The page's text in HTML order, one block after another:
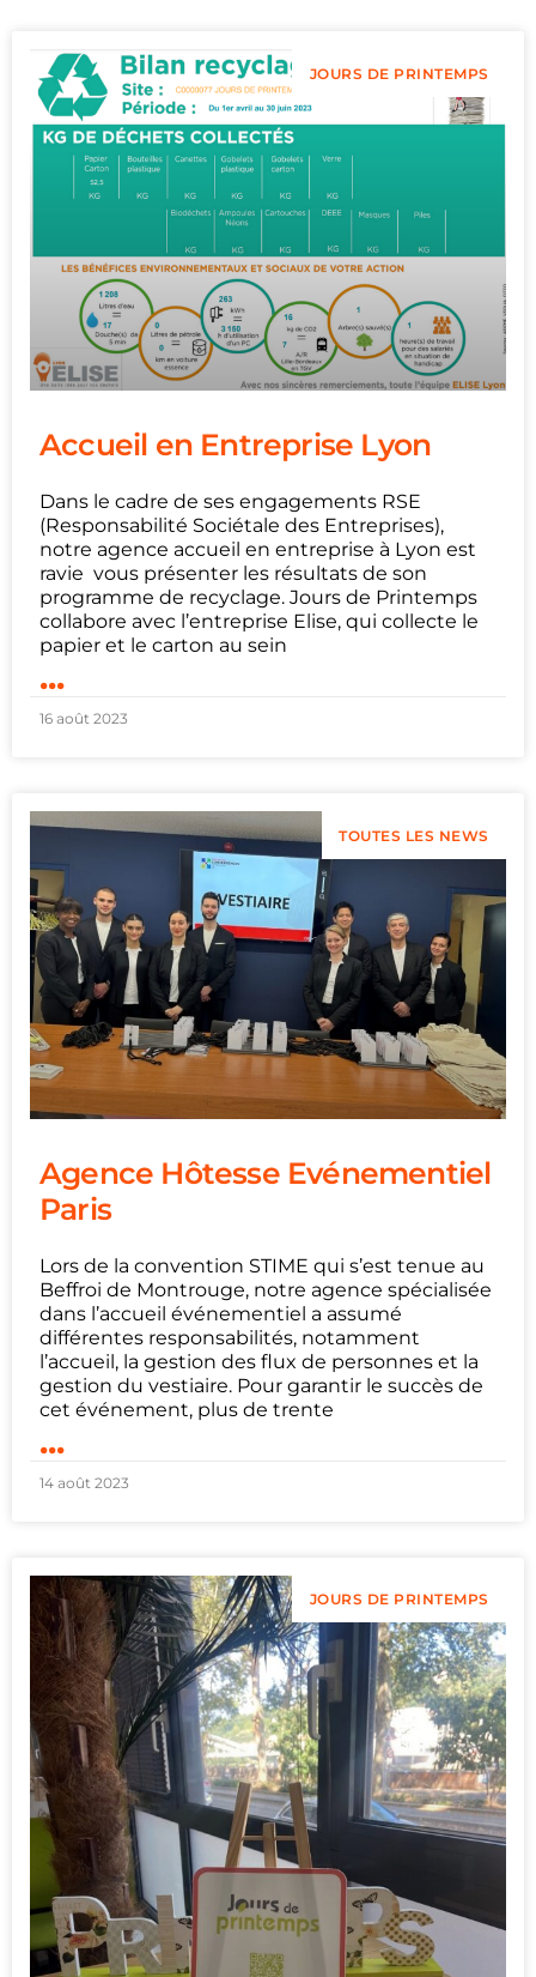
JOURS DE PRINTEMPS
Accueil en Entreprise Lyon
Dans le cadre de ses engagements RSE
(Responsabilité Sociétale des Entreprises),
notre agence accueil en entreprise à Lyon est
ravie vous présenter les résultats de son
programme de recyclage. Jours de Printemps
collabore avec l’entreprise Elise, qui collecte le
papier et le carton au sein
...
16 août 2023
TOUTES LES NEWS
Agence Hôtesse Evénementiel
Paris
Lors de la convention STIME qui s’est tenue au
Beffroi de Montrouge, notre agence spécialisée
dans l’accueil événementiel a assumé
différentes responsabilités, notamment
l’accueil, la gestion des flux de personnes et la
gestion du vestiaire. Pour garantir le succès de
cet événement, plus de trente
...
14 août 2023
JOURS DE PRINTEMPS